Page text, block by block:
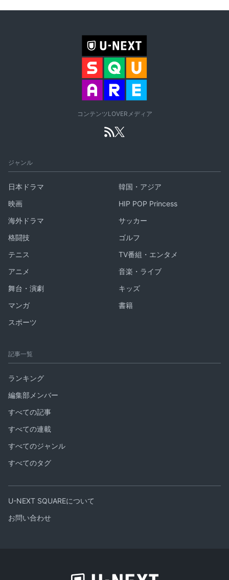
コンテンツLOVERメディア
ジャンル
日本ドラマ
韓国・アジア
映画
HIP POP Princess
海外ドラマ
サッカー
格闘技
ゴルフ
テニス
TV番組・エンタメ
アニメ
音楽・ライブ
舞台・演劇
キッズ
マンガ
書籍
スポーツ
記事一覧
ランキング
編集部メンバー
すべての記事
すべての連載
すべてのジャンル
すべてのタグ
U-NEXT SQUAREについて
お問い合わせ